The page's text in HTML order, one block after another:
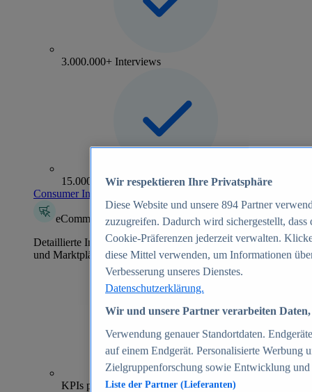
3.000.000+ Interviews
15.000+ Marken
Consumer Insights entdecken
eCommerce Insights
Detaillierte Informationen zu mehr als 39.000 Online-Shops
und Marktplätzen
70+
KPIs pro Shop
Wir respektieren Ihre Privatsphäre
Diese Website und unsere 894 Partner
zuzugreifen. Dadurch wird sichergestellt,
Cookie-Präferenzen jederzeit verwalten.
diese Mittel verwenden, um Informationen
Verbesserung unseres Dienstes.
Datenschutzerklärung.
Wir und unsere Partner verarbeiten
Verwendung genauer Standortdaten.
auf einem Endgerät. Personalisierte Werbung
Zielgruppenforschung sowie Entwicklung
Liste der Partner (Lieferanten)